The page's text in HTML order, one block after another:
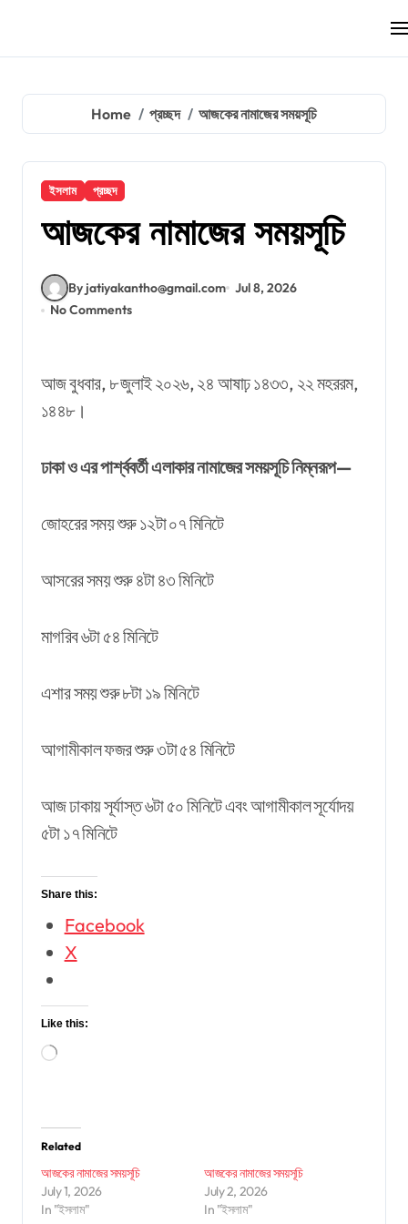
Home প্রচ্ছদ আজকের নামাজের সময়সূচি
ইসলাম প্রচ্ছদ
আজকের নামাজের সময়সূচি
By jatiyakantho@gmail.com Jul 8, 2026
No Comments
আজ বুধবার, ৮ জুলাই ২০২৬, ২৪ আষাঢ় ১৪৩৩, ২২ মহররম,
১৪৪৮।
ঢাকা ও এর পার্শ্ববর্তী এলাকার নামাজের সময়সূচি নিম্নরূপ—
জোহরের সময় শুরু ১২টা ০৭ মিনিটে
আসরের সময় শুরু ৪টা ৪৩ মিনিটে
মাগরিব ৬টা ৫৪ মিনিটে
এশার সময় শুরু ৮টা ১৯ মিনিটে
আগামীকাল ফজর শুরু ৩টা ৫৪ মিনিটে
আজ ঢাকায় সূর্যাস্ত ৬টা ৫০ মিনিটে এবং আগামীকাল সূর্যোদয়
৫টা ১৭ মিনিটে
Share this:
Facebook
X
Like this:
Loading…
Related
আজকের নামাজের সময়সূচি
July 1, 2026
In "ইসলাম"
আজকের নামাজের সময়সূচি
July 2, 2026
In "ইসলাম"